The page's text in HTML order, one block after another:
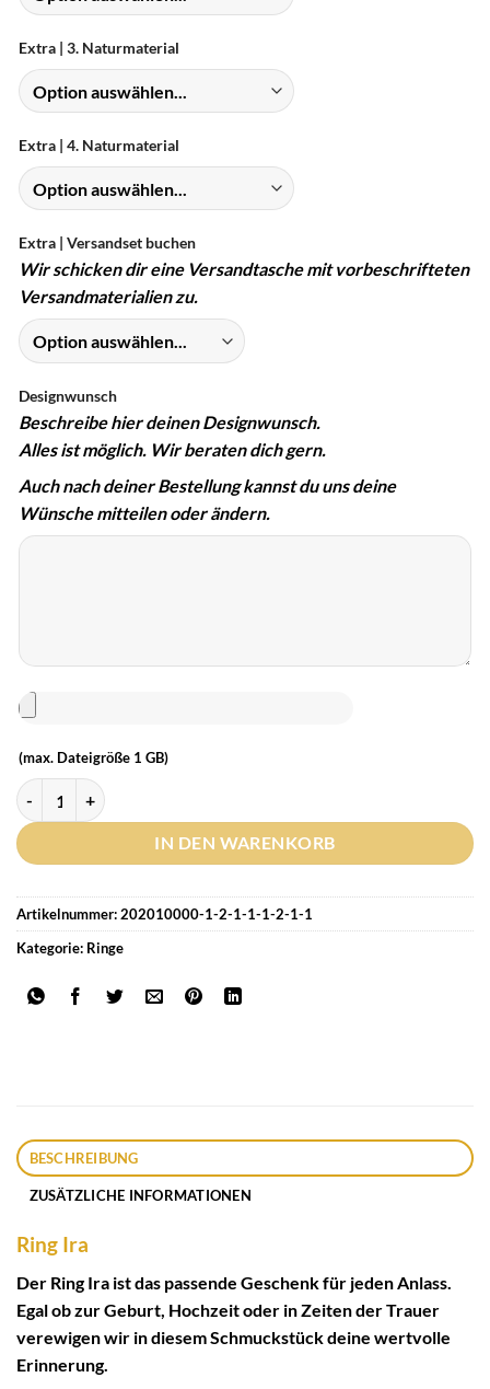
Extra | 3. Naturmaterial
Extra | 4. Naturmaterial
Extra | Versandset buchen
Wir schicken dir eine Versandtasche mit vorbeschrifteten
Versandmaterialien zu.
Designwunsch
Beschreibe hier deinen Designwunsch.
Alles ist möglich. Wir beraten dich gern.
Auch nach deiner Bestellung kannst du uns deine
Wünsche mitteilen oder ändern.
(max. Dateigröße 1 GB)
IN DEN WARENKORB
Artikelnummer:202010000-1-2-1-1-1-2-1-1
Kategorie: Ringe
BESCHREIBUNG
ZUSÄTZLICHE INFORMATIONEN
Ring Ira
Der Ring Ira ist das passende Geschenk für jeden Anlass.
Egal ob zur Geburt, Hochzeit oder in Zeiten der Trauer
verewigen wir in diesem Schmuckstück deine wertvolle
Erinnerung.